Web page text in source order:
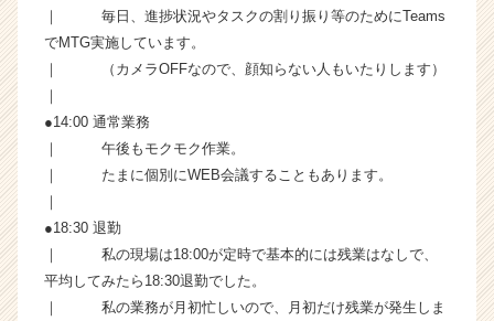
r
e
e
r）
｜ 毎日、進捗状況やタスクの割り振り等のためにTeams
でMTG実施しています。
｜ （カメラOFFなので、顔知らない人もいたりします）
｜
●14:00 通常業務
｜ 午後もモクモク作業。
｜ たまに個別にWEB会議することもあります。
｜
●18:30 退勤
｜ 私の現場は18:00が定時で基本的には残業はなしで、
平均してみたら18:30退勤でした。
｜ 私の業務が月初忙しいので、月初だけ残業が発生しま